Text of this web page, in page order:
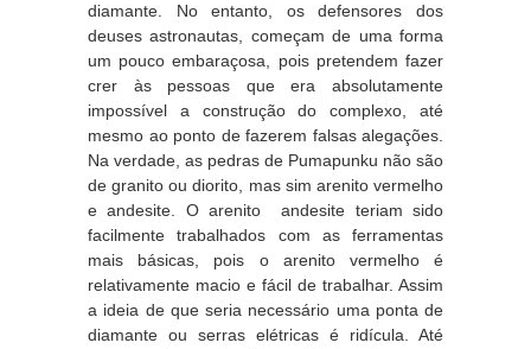
diamante. No entanto, os defensores dos
deuses astronautas, começam de uma forma
um pouco embaraçosa, pois pretendem fazer
crer às pessoas que era absolutamente
impossível a construção do complexo, até
mesmo ao ponto de fazerem falsas alegações.
Na verdade, as pedras de Pumapunku não são
de granito ou diorito, mas sim arenito vermelho
e andesite. O arenito andesite teriam sido
facilmente trabalhados com as ferramentas
mais básicas, pois o arenito vermelho é
relativamente macio e fácil de trabalhar. Assim
a ideia de que seria necessário uma ponta de
diamante ou serras elétricas é ridícula. Até